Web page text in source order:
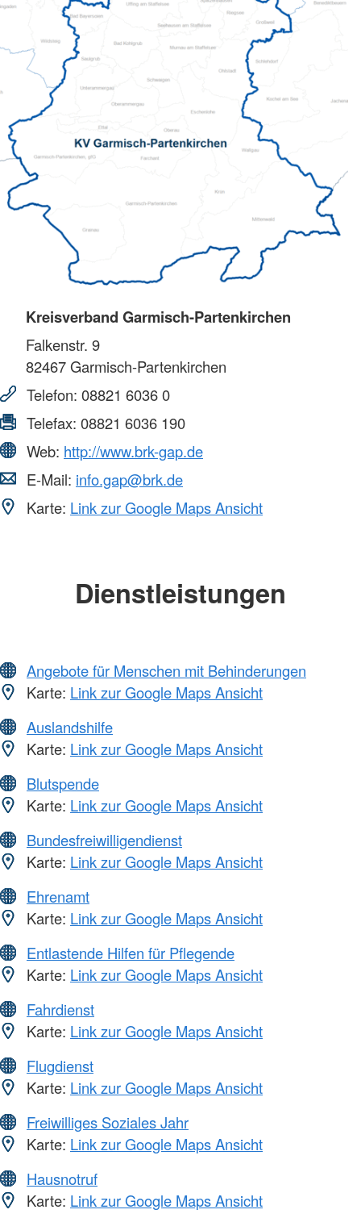
Kreisverband Garmisch-Partenkirchen
Falkenstr. 9
82467Garmisch-Partenkirchen
Telefon: 08821 6036 0
Telefax: 08821 6036 190
Web: http://www.brk-gap.de
E-Mail: info.gap@brk.de
Karte: Link zur Google Maps Ansicht
Dienstleistungen
Angebote für Menschen mit Behinderungen
Karte: Link zur Google Maps Ansicht
Auslandshilfe
Karte: Link zur Google Maps Ansicht
Blutspende
Karte: Link zur Google Maps Ansicht
Bundesfreiwilligendienst
Karte: Link zur Google Maps Ansicht
Ehrenamt
Karte: Link zur Google Maps Ansicht
Entlastende Hilfen für Pflegende
Karte: Link zur Google Maps Ansicht
Fahrdienst
Karte: Link zur Google Maps Ansicht
Flugdienst
Karte: Link zur Google Maps Ansicht
Freiwilliges Soziales Jahr
Karte: Link zur Google Maps Ansicht
Hausnotruf
Karte: Link zur Google Maps Ansicht